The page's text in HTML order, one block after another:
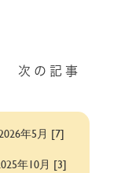
次の記事
年5月 [7]
年10月 [3]